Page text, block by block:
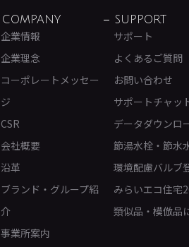
COMPANY
企業情報
企業理念
コーポレートメッセー
ジ
CSR
会社概要
沿革
ブランド・グループ紹
介
事業所案内
SUPPORT
サポート
よくあるご質問
お問い合わせ
サポートチャッ
データダウンロ
節湯水栓・節水
環境配慮バルブ
みらいエコ住宅
類似品・模倣品